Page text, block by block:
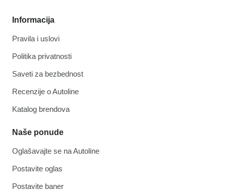
Informacija
Pravila i uslovi
Politika privatnosti
Saveti za bezbednost
Recenzije o Autoline
Katalog brendova
Naše ponude
Oglašavajte se na Autoline
Postavite oglas
Postavite baner